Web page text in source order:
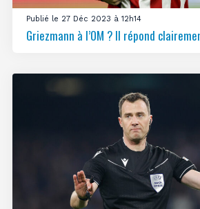
Publié le 27 Déc 2023 à 12h14
Griezmann à l’OM ? Il répond